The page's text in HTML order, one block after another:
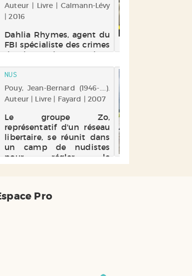
Auteur | Livre | Calmann-Lévy
| 2016
Dahlia Rhymes, agent du
FBI spécialiste des crimes
rituels, est de retour dans
sa Caroline du Sud natale.
Elle enquête sur des
enfants disparus dont la
mère a été assassinée et
en particulier sur Tom,
son neveu. Ayant coupé
toute ...
NUS
Pouy, Jean-Bernard (1946-....).
Auteur | Livre | Fayard | 2007
Le groupe Zo,
représentatif d'un réseau
libertaire, se réunit dans
un camp de nudistes
pour régler le
fonctionnement de leur
du meurtre de Rosa qui
Pro